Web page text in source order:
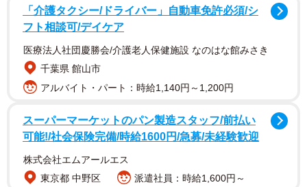
から水が出てくる仕組みです。適量の水が出せるので、節
水にも役立ちそうです。作り方の手順は以下の通り。
①ペットボトルの下の方に、直径2〜3ミリほどの穴を開け
る。
②穴を指で押さえながら、ペットボトルに水を入れる。
③穴を指で押さえながら、ペットボトルのキャップを閉め
る。
④ペットボトルを台などの上に置き、穴を塞いでいた指を
「介護タクシー/ドライバー」自動車免許必須/シ
フト相談可/デイケア
医療法人社団慶勝会/介護老人保健施設 なのはな館みさき
千葉県 館山市
アルバイト・パート：時給1,140円～1,200円
スーパーマーケットのパン製造スタッフ/前払い
可能!/社会保険完備/時給1600円/急募/未経験歓迎
株式会社エムアールエス
東京都 中野区
派遣社員：時給1,600円～